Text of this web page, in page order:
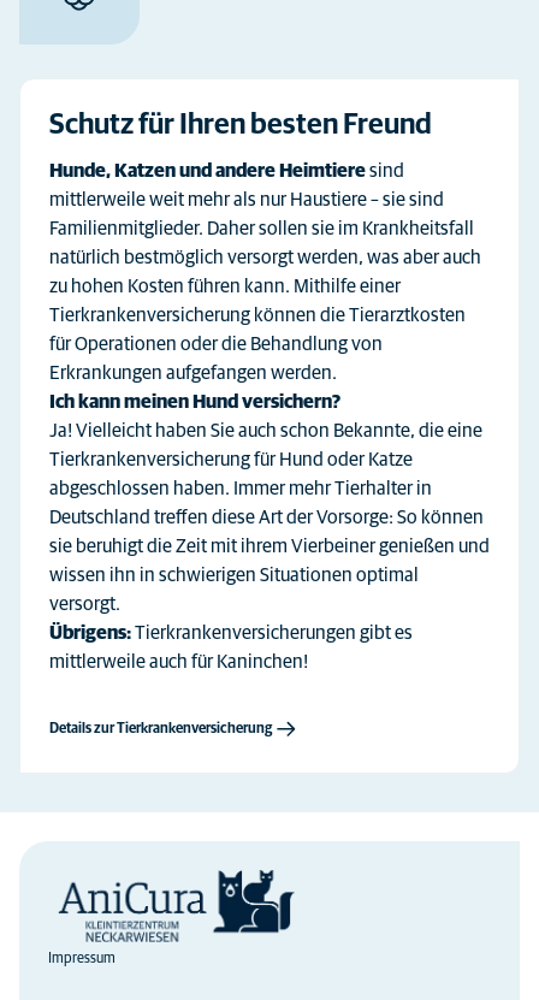
Schutz für Ihren besten Freund
Hunde, Katzen und andere Heimtieresind
mittlerweile weit mehr als nur Haustiere – sie sind
Familienmitglieder. Daher sollen sie im Krankheitsfall
natürlich bestmöglich versorgt werden, was aber auch
zu hohen Kosten führen kann. Mithilfe einer
Tierkrankenversicherung können die Tierarztkosten
für Operationen oder die Behandlung von
Erkrankungen aufgefangen werden.
Ich kann meinen Hund versichern?
Ja! Vielleicht haben Sie auch schon Bekannte, die eine
Tierkrankenversicherung für Hund oder Katze
abgeschlossen haben. Immer mehr Tierhalter in
Deutschland treffen diese Art der Vorsorge: So können
sie beruhigt die Zeit mit ihrem Vierbeiner genießen und
wissen ihn in schwierigen Situationen optimal
versorgt.
Übrigens:Tierkrankenversicherungen gibt es
mittlerweile auch für Kaninchen!
Details zur Tierkrankenversicherung
Impressum